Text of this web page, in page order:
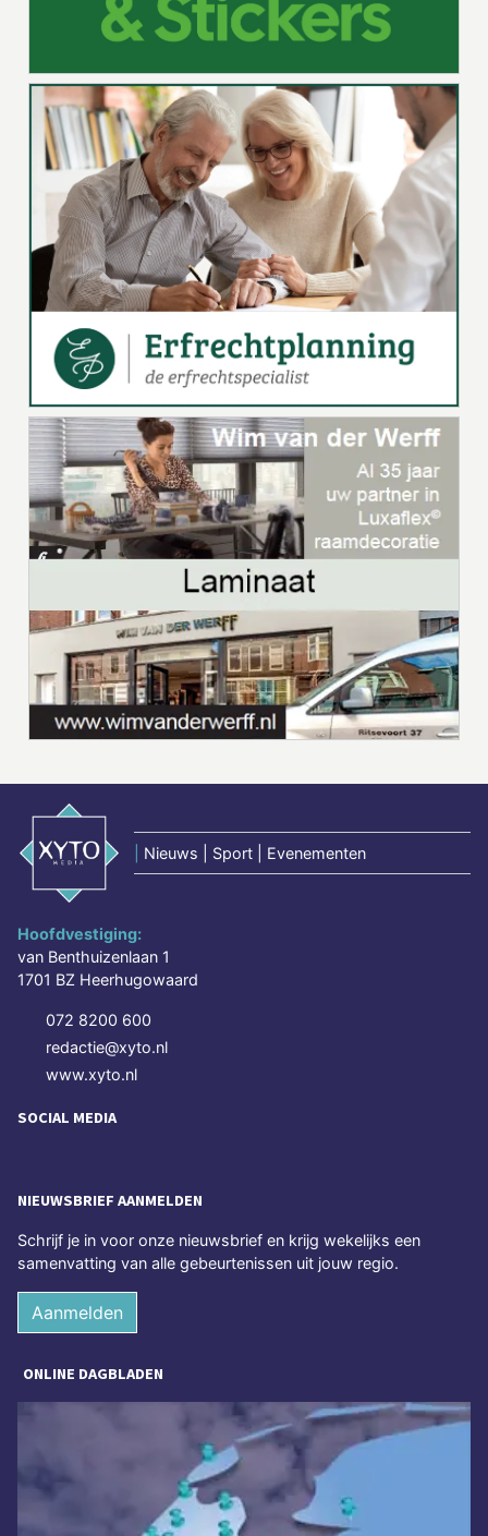
Nieuws | Sport | Evenementen
Hoofdvestiging:
van Benthuizenlaan 1
1701 BZ Heerhugowaard
072 8200 600
redactie@xyto.nl
www.xyto.nl
SOCIAL MEDIA
NIEUWSBRIEF AANMELDEN
Schrijf je in voor onze nieuwsbrief en krijg wekelijks een
samenvatting van alle gebeurtenissen uit jouw regio.
Aanmelden
ONLINE DAGBLADEN